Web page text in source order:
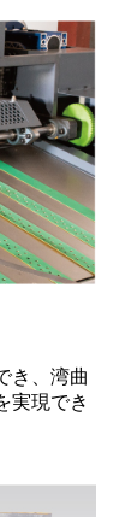
き、湾曲
実現でき